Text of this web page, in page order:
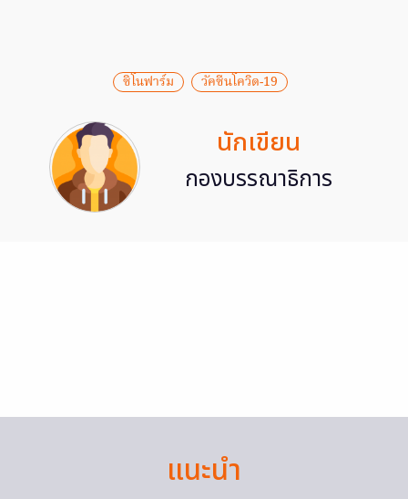
ซิโนฟาร์ม วัคซีนโควิด-19
นักเขียน
กองบรรณาธิการ
แนะนำ